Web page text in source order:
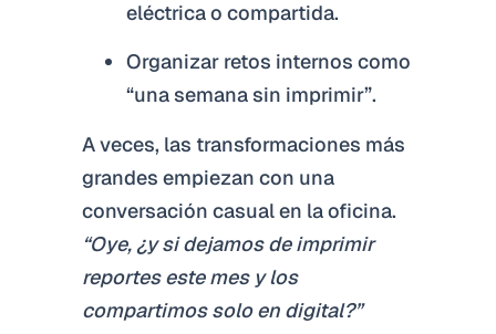
eléctrica o compartida.
Organizar retos internos como
“una semana sin imprimir”.
A veces, las transformaciones más
grandes empiezan con una
conversación casual en la oficina.
“Oye, ¿y si dejamos de imprimir
reportes este mes y los
compartimos solo en digital?”